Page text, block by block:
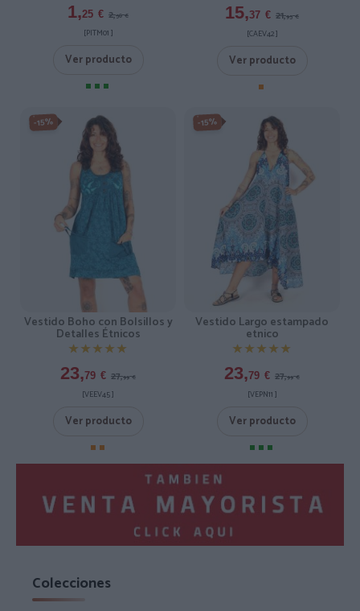
1,25 € 2,50 €
[PITM01 ]
Ver producto
15,37 € 21,95 €
[CAEV42 ]
Ver producto
-15%
Vestido Boho con Bolsillos y
Detalles Étnicos
★★★★★
★★★★★
23,79 € 27,99 €
[VEEV45 ]
Ver producto
-15%
Vestido Largo estampado
etnico
★★★★★
★★★★★
23,79 € 27,99 €
[VEPN11 ]
Ver producto
Colecciones